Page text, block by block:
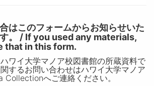
はこのフォームからお知らせいた
。 / If you used any materials,
that in this form.
ワイ大学マノア校図書館の所蔵資料で
するお問い合わせはハワイ大学マノア
Collectionへご連絡ください。